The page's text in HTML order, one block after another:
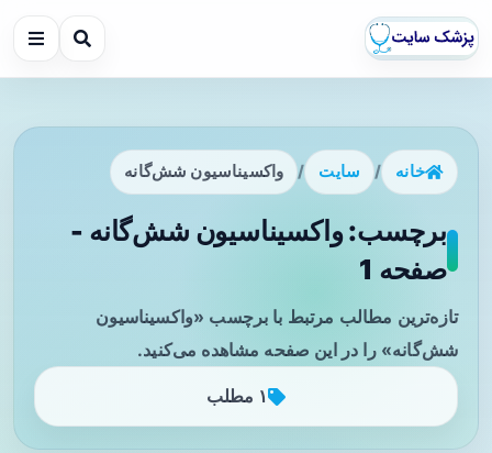
خانه / سایت / واکسیناسیون شش‌گانه
برچسب: واکسیناسیون شش‌گانه -
صفحه 1
تازه‌ترین مطالب مرتبط با برچسب «واکسیناسیون
شش‌گانه» را در این صفحه مشاهده می‌کنید.
۱ مطلب